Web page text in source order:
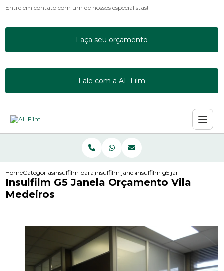
Entre em contato com um de nossos especialistas!
Faça seu orçamento
Fale com a AL Film
HomeCategoriasinsulfilm para janelasinsulfilm janela residencialinsulfilm g5 janela orcamento
Insulfilm G5 Janela Orçamento Vila
Medeiros